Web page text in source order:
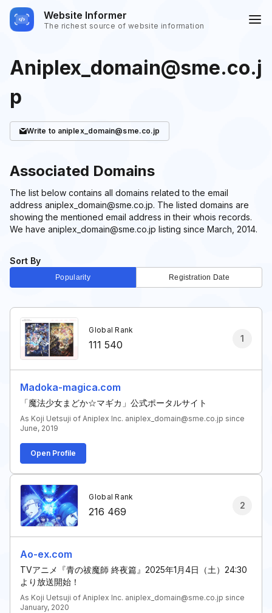
Website Informer
The richest source of website information
Aniplex_domain@sme.co.j
p
Write to aniplex_domain@sme.co.jp
Sort By
Popularity Registration Date
Associated Domains
The list below contains all domains related to the email
address aniplex_domain@sme.co.jp. The listed domains are
showing the mentioned email address in their whois records.
We have aniplex_domain@sme.co.jp listing since March, 2014.
1
Madoka-magica.com
「魔法少女まどか☆マギカ」公式ポータルサイト
As Koji Uetsuji of Aniplex Inc. aniplex_domain@sme.co.jp since
June, 2019
Global Rank
111 540
Open Profile
2
Ao-ex.com
TVアニメ『青の祓魔師 終夜篇』2025年1月4日（土）24:30
より放送開始！
As Koji Uetsuji of Aniplex Inc. aniplex_domain@sme.co.jp since
January, 2020
Global Rank
216 469